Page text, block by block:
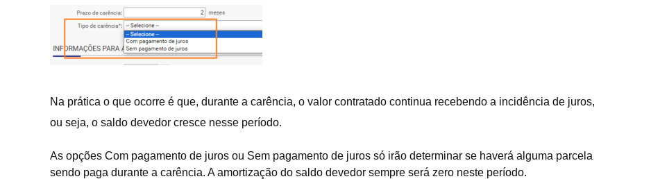
Na prática o que ocorre é que, durante a carência, o valor contratado continua recebendo a incidência de juros,
ou seja, o saldo devedor cresce nesse período.
As opções Com pagamento de juros ou Sem pagamento de juros só irão determinar se haverá alguma parcela
sendo paga durante a carência. A amortização do saldo devedor sempre será zero neste período.